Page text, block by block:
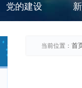
党的建设
当前位置： 首